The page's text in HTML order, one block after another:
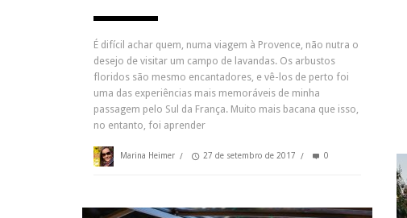
É difícil achar quem, numa viagem à Provence, não nutra o
desejo de visitar um campo de lavandas. Os arbustos
floridos são mesmo encantadores, e vê-los de perto foi
uma das experiências mais memoráveis de minha
passagem pelo Sul da França. Muito mais bacana que isso,
no entanto, foi aprender
Marina Heimer / 27 de setembro de 2017 / 0